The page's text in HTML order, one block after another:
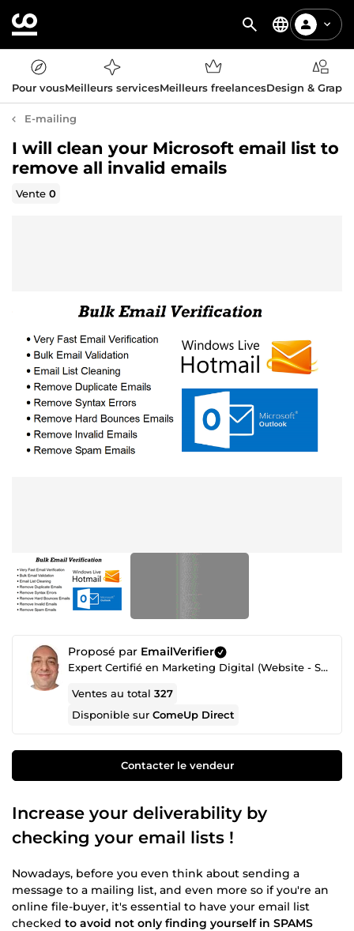
Pour vousMeilleurs servicesMeilleurs freelancesDesign &
E-mailing
I will clean your Microsoft email list to
remove all invalid emails
Vente0
Proposé par EmailVerifier
Expert Certifié en Marketing Digital (Website - SEO - Netlinking - Création de Traffic - Emailing)
Ventes au total327
Disponible surComeUp Direct
Contacter le vendeur
Increase your deliverability by
checking your email lists !
Nowadays, before you even think about sending a
message to a mailing list, and even more so if you're an
online file-buyer, it's essential to have your email list
checked to avoid not only finding yourself in SPAMS